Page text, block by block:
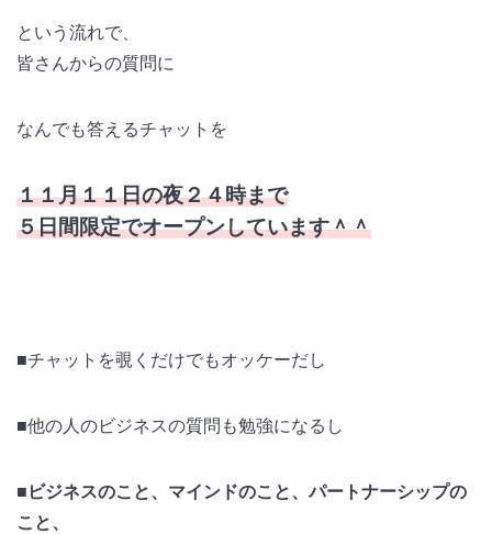
という流れで、
皆さんからの質問に
なんでも答えるチャットを
１１月１１日の夜２４時まで
５日間限定でオープンしています＾＾
■チャットを覗くだけでもオッケーだし
■他の人のビジネスの質問も勉強になるし
■ビジネスのこと、マインドのこと、パートナーシップの
こと、